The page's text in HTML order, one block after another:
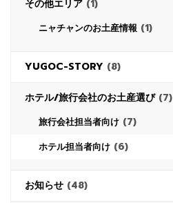
その他エリア (1)
ニャチャンのお土産情報 (1)
YUGOC-STORY (8)
ホテル/旅行会社のお土産選び(7)
旅行会社担当者向け (7)
ホテル担当者向け (6)
お知らせ (48)